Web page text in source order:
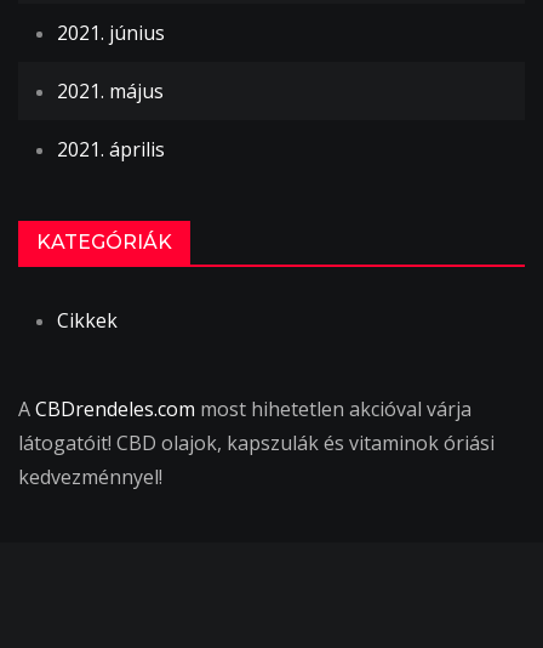
2021. június
2021. május
2021. április
KATEGÓRIÁK
Cikkek
ACBDrendeles.com most hihetetlen akcióval várja
látogatóit! CBD olajok, kapszulák és vitaminok óriási
kedvezménnyel!